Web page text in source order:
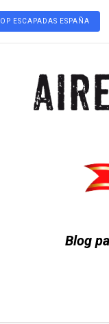
ESCAPADAS ESPAÑA
Blog